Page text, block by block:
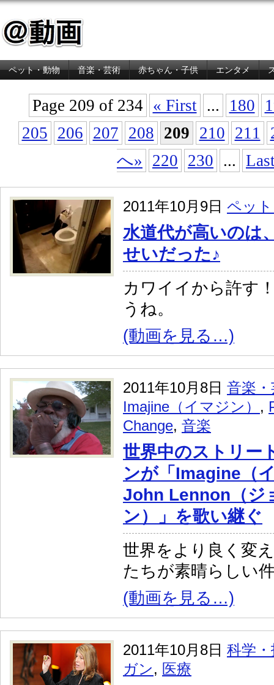
ペット・動物 音楽・芸術 赤ちゃん・子供 エンタメ
Page 209 of 234 « First ... 180
205 206 207 208 209 210 211
へ»
220 230 ...
2011年10月9日 ペッ
水道代が高いのは
せいだった♪
カワイイから許す
うね。
(動画を見る…)
2011年10月8日 音楽
Imajine（イマジン） ,
Change, 音楽
世界中のストリー
ンが「Imagine（
John Lennon（ジ
ン）」を歌い継ぐ
世界をより良く変
たちが素晴らしい
(動画を見る…)
2011年10月8日 科学
ガン, 医療